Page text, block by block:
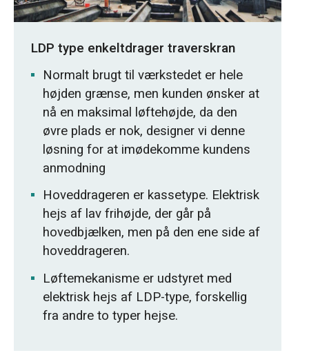
LDP type enkeltdrager traverskran
Normalt brugt til værkstedet er hele
højden grænse, men kunden ønsker at
nå en maksimal løftehøjde, da den
øvre plads er nok, designer vi denne
løsning for at imødekomme kundens
anmodning
Hoveddrageren er kassetype. Elektrisk
hejs af lav frihøjde, der går på
hovedbjælken, men på den ene side af
hoveddrageren.
Løftemekanisme er udstyret med
elektrisk hejs af LDP-type, forskellig
fra andre to typer hejse.